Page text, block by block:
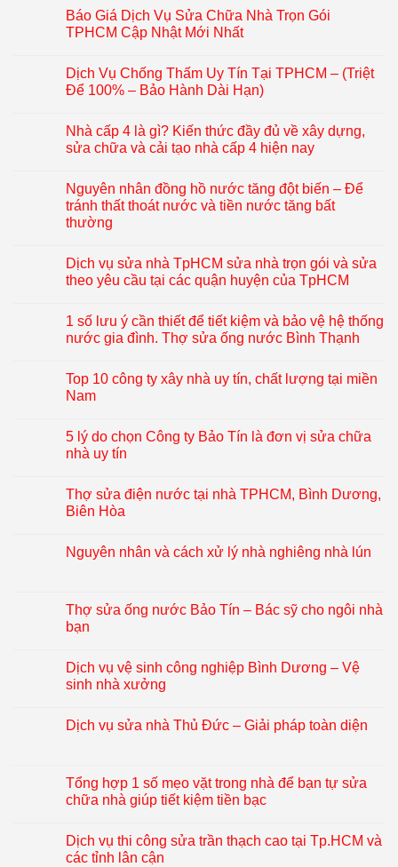
Báo Giá Dịch Vụ Sửa Chữa Nhà Trọn Gói
TPHCM Cập Nhật Mới Nhất
Dịch Vụ Chống Thấm Uy Tín Tại TPHCM – (Triệt
Để 100% – Bảo Hành Dài Hạn)
Nhà cấp 4 là gì? Kiến thức đầy đủ về xây dựng,
sửa chữa và cải tạo nhà cấp 4 hiện nay
Nguyên nhân đồng hồ nước tăng đột biến – Để
tránh thất thoát nước và tiền nước tăng bất
thường
Dịch vụ sửa nhà TpHCM sửa nhà trọn gói và sửa
theo yêu cầu tại các quận huyện của TpHCM
1 số lưu ý cần thiết để tiết kiệm và bảo vệ hệ thống
nước gia đình. Thợ sửa ống nước Bình Thạnh
Top 10 công ty xây nhà uy tín, chất lượng tại miền
Nam
5 lý do chọn Công ty Bảo Tín là đơn vị sửa chữa
nhà uy tín
Thợ sửa điện nước tại nhà TPHCM, Bình Dương,
Biên Hòa
Nguyên nhân và cách xử lý nhà nghiêng nhà lún
Thợ sửa ống nước Bảo Tín – Bác sỹ cho ngôi nhà
bạn
Dịch vụ vệ sinh công nghiệp Bình Dương – Vệ
sinh nhà xưởng
Dịch vụ sửa nhà Thủ Đức – Giải pháp toàn diện
Tổng hợp 1 số mẹo vặt trong nhà để bạn tự sửa
chữa nhà giúp tiết kiệm tiền bạc
Dịch vụ thi công sửa trần thạch cao tại Tp.HCM và
các tỉnh lân cận